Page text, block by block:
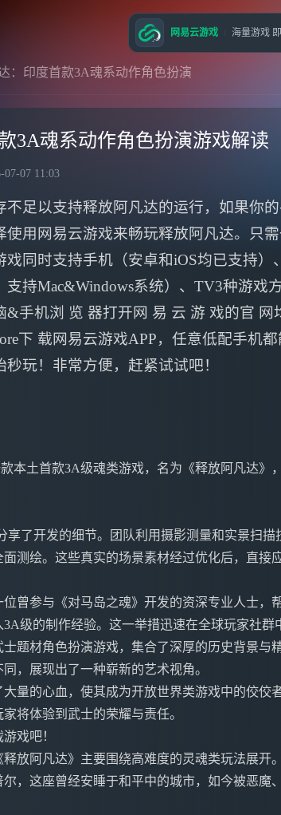
：印度首款3A魂系动作角色扮演
3A魂系动作角色扮演游戏解读
07-07 11:03
不足以支持释放阿凡达的运行，如果你
使用网易云游戏来畅玩释放阿凡达。只
同时支持手机（安卓和iOS均已支持）
支持Mac&Windows系统）、TV3种游戏
手机浏 览 器打开网 易 云 游 戏的官 网
下 载网易云游戏APP，任意低配手机
玩！非常方便，赶紧试试吧！
本土首款3A级魂类游戏，名为《释放阿凡达》
享了开发的细节。团队利用摄影测量和实景扫描
测绘。这些真实的场景素材经过优化后，直接
曾参与《对马岛之魂》开发的资深专业人士，
级的制作经验。这一举措迅速在全球玩家社群
题材角色扮演游戏，集合了深厚的历史背景与
，展现出了一种崭新的艺术视角。
量的心血，使其成为开放世界类游戏中的佼佼者
将体验到武士的荣耀与责任。
戏吧！
放阿凡达》主要围绕高难度的灵魂类玩法展开。
，这座曾经安睡于和平中的城市，如今被恶魔
网易云游戏 海量游戏